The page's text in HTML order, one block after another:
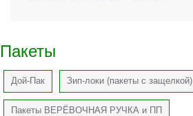
Пакеты
Дой-Пак Зип-локи (пакеты с защелкой)
Пакеты ВЕРЁВОЧНАЯ РУЧКА и ПП